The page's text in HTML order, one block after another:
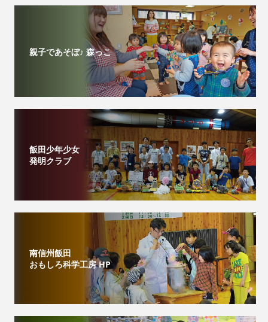
親子であそぼ♪ 森っこ
飯田少年少女
発明クラブ
南信州飯田
おもしろ科学工房 HP